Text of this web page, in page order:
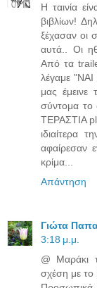
Η ταινία
βιβλίων!
ξέχασαν οι
αυτά.. Οι
Από τα
λέγαμε
μας
σύντομα το
ΤΕΡΑΣΤΙΑ
ιδιαίτερα
αφαίρεσαν
κρίμα...
Απάντηση
Γιώτα
3:18 μ.μ.
@ Μαράκι
σχέση με το